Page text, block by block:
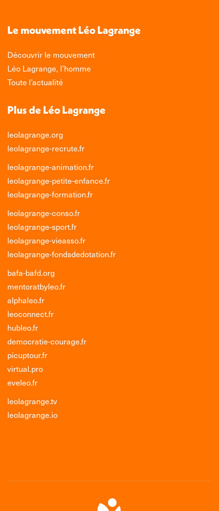
s'ouvre
une
nouvelle
fenêtre
s'ouvre
une
fenêtre
s'ouvre
une
nouvelle
fenêtre
s'ouvre
une
nouvelle
fenêtre
Le mouvement Léo Lagrange
Découvrir le mouvement
Léo Lagrange, l’homme
Toute l’actualité
Plus de Léo Lagrange
leolagrange.org
leolagrange-recrute.fr
leolagrange-animation.fr
leolagrange-petite-enfance.fr
leolagrange-formation.fr
leolagrange-conso.fr
leolagrange-sport.fr
leolagrange-vieasso.fr
leolagrange-fondsdedotation.fr
bafa-bafd.org
mentoratbyleo.fr
alphaleo.fr
leoconnect.fr
hubleo.fr
democratie-courage.fr
picuptour.fr
virtual.pro
eveleo.fr
leolagrange.tv
leolagrange.io